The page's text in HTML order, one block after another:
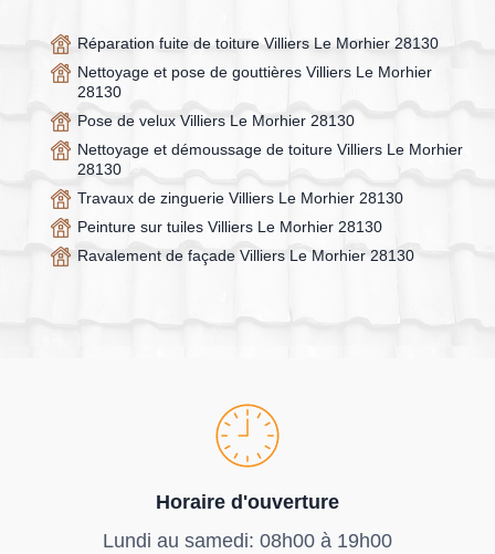
Réparation fuite de toiture Villiers Le Morhier 28130
Nettoyage et pose de gouttières Villiers Le Morhier
28130
Pose de velux Villiers Le Morhier 28130
Nettoyage et démoussage de toiture Villiers Le Morhier
28130
Travaux de zinguerie Villiers Le Morhier 28130
Peinture sur tuiles Villiers Le Morhier 28130
Ravalement de façade Villiers Le Morhier 28130
Horaire d'ouverture
Lundi au samedi: 08h00 à 19h00